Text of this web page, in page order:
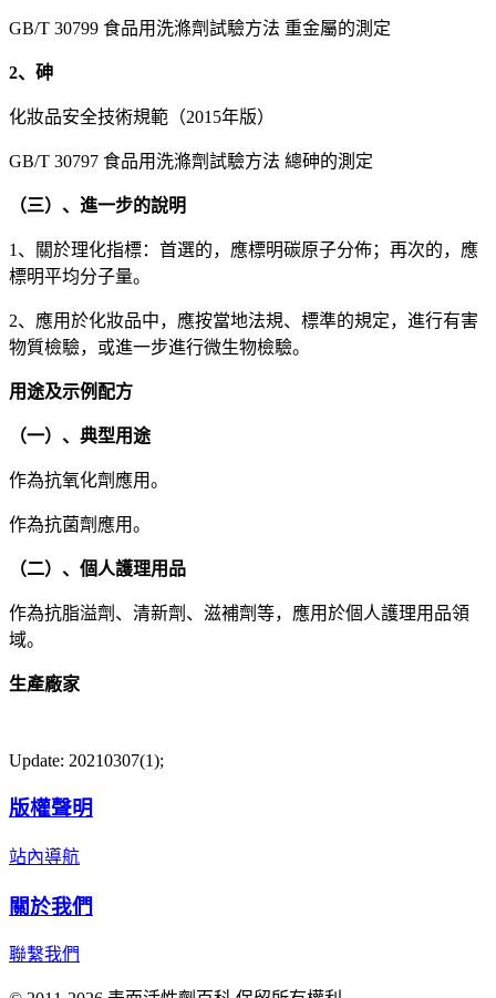
GB/T 30799 食品用洗滌劑試驗方法 重金屬的測定
2、砷
化妝品安全技術規範（2015年版）
GB/T 30797 食品用洗滌劑試驗方法 總砷的測定
（三）、進一步的說明
1、關於理化指標：首選的，應標明碳原子分佈；再次的，應
標明平均分子量。
2、應用於化妝品中，應按當地法規、標準的規定，進行有害
物質檢驗，或進一步進行微生物檢驗。
用途及示例配方
（一）、典型用途
作為抗氧化劑應用。
作為抗菌劑應用。
（二）、個人護理用品
作為抗脂溢劑、清新劑、滋補劑等，應用於個人護理用品領
域。
生產廠家
Update: 20210307(1);
版權聲明
站內導航
關於我們
聯繫我們